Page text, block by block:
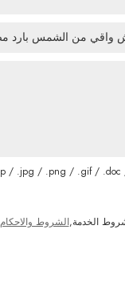
الخدمة,الشروط والاحكام